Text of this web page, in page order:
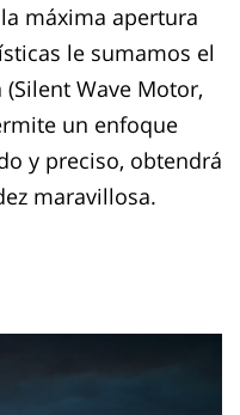
máxima apertura
le sumamos el
Wave Motor,
un enfoque
y preciso, obtendrá
maravillosa.